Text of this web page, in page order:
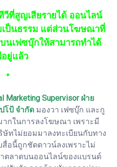
วีที่สูญเสียรายได้ ออนไลน์
เป็นธรรม แต่ส่วนโฆษณาที่
นเฟซบุ๊กให้สามารถทำได้
อยู่แล้ว
"
Marketing Supervisor ฝ่าย
โป้ จำกัด มองวา เฟซบุ๊ก และกู
กในการลงโฆษณา เพราะมี
ทไม่ยอมมาลงทะเบียนกับทาง
อนี้ถูกชัดดาวน์ลงเพราะไม่
ตลาดบนออนไลน์ของแบรนด์